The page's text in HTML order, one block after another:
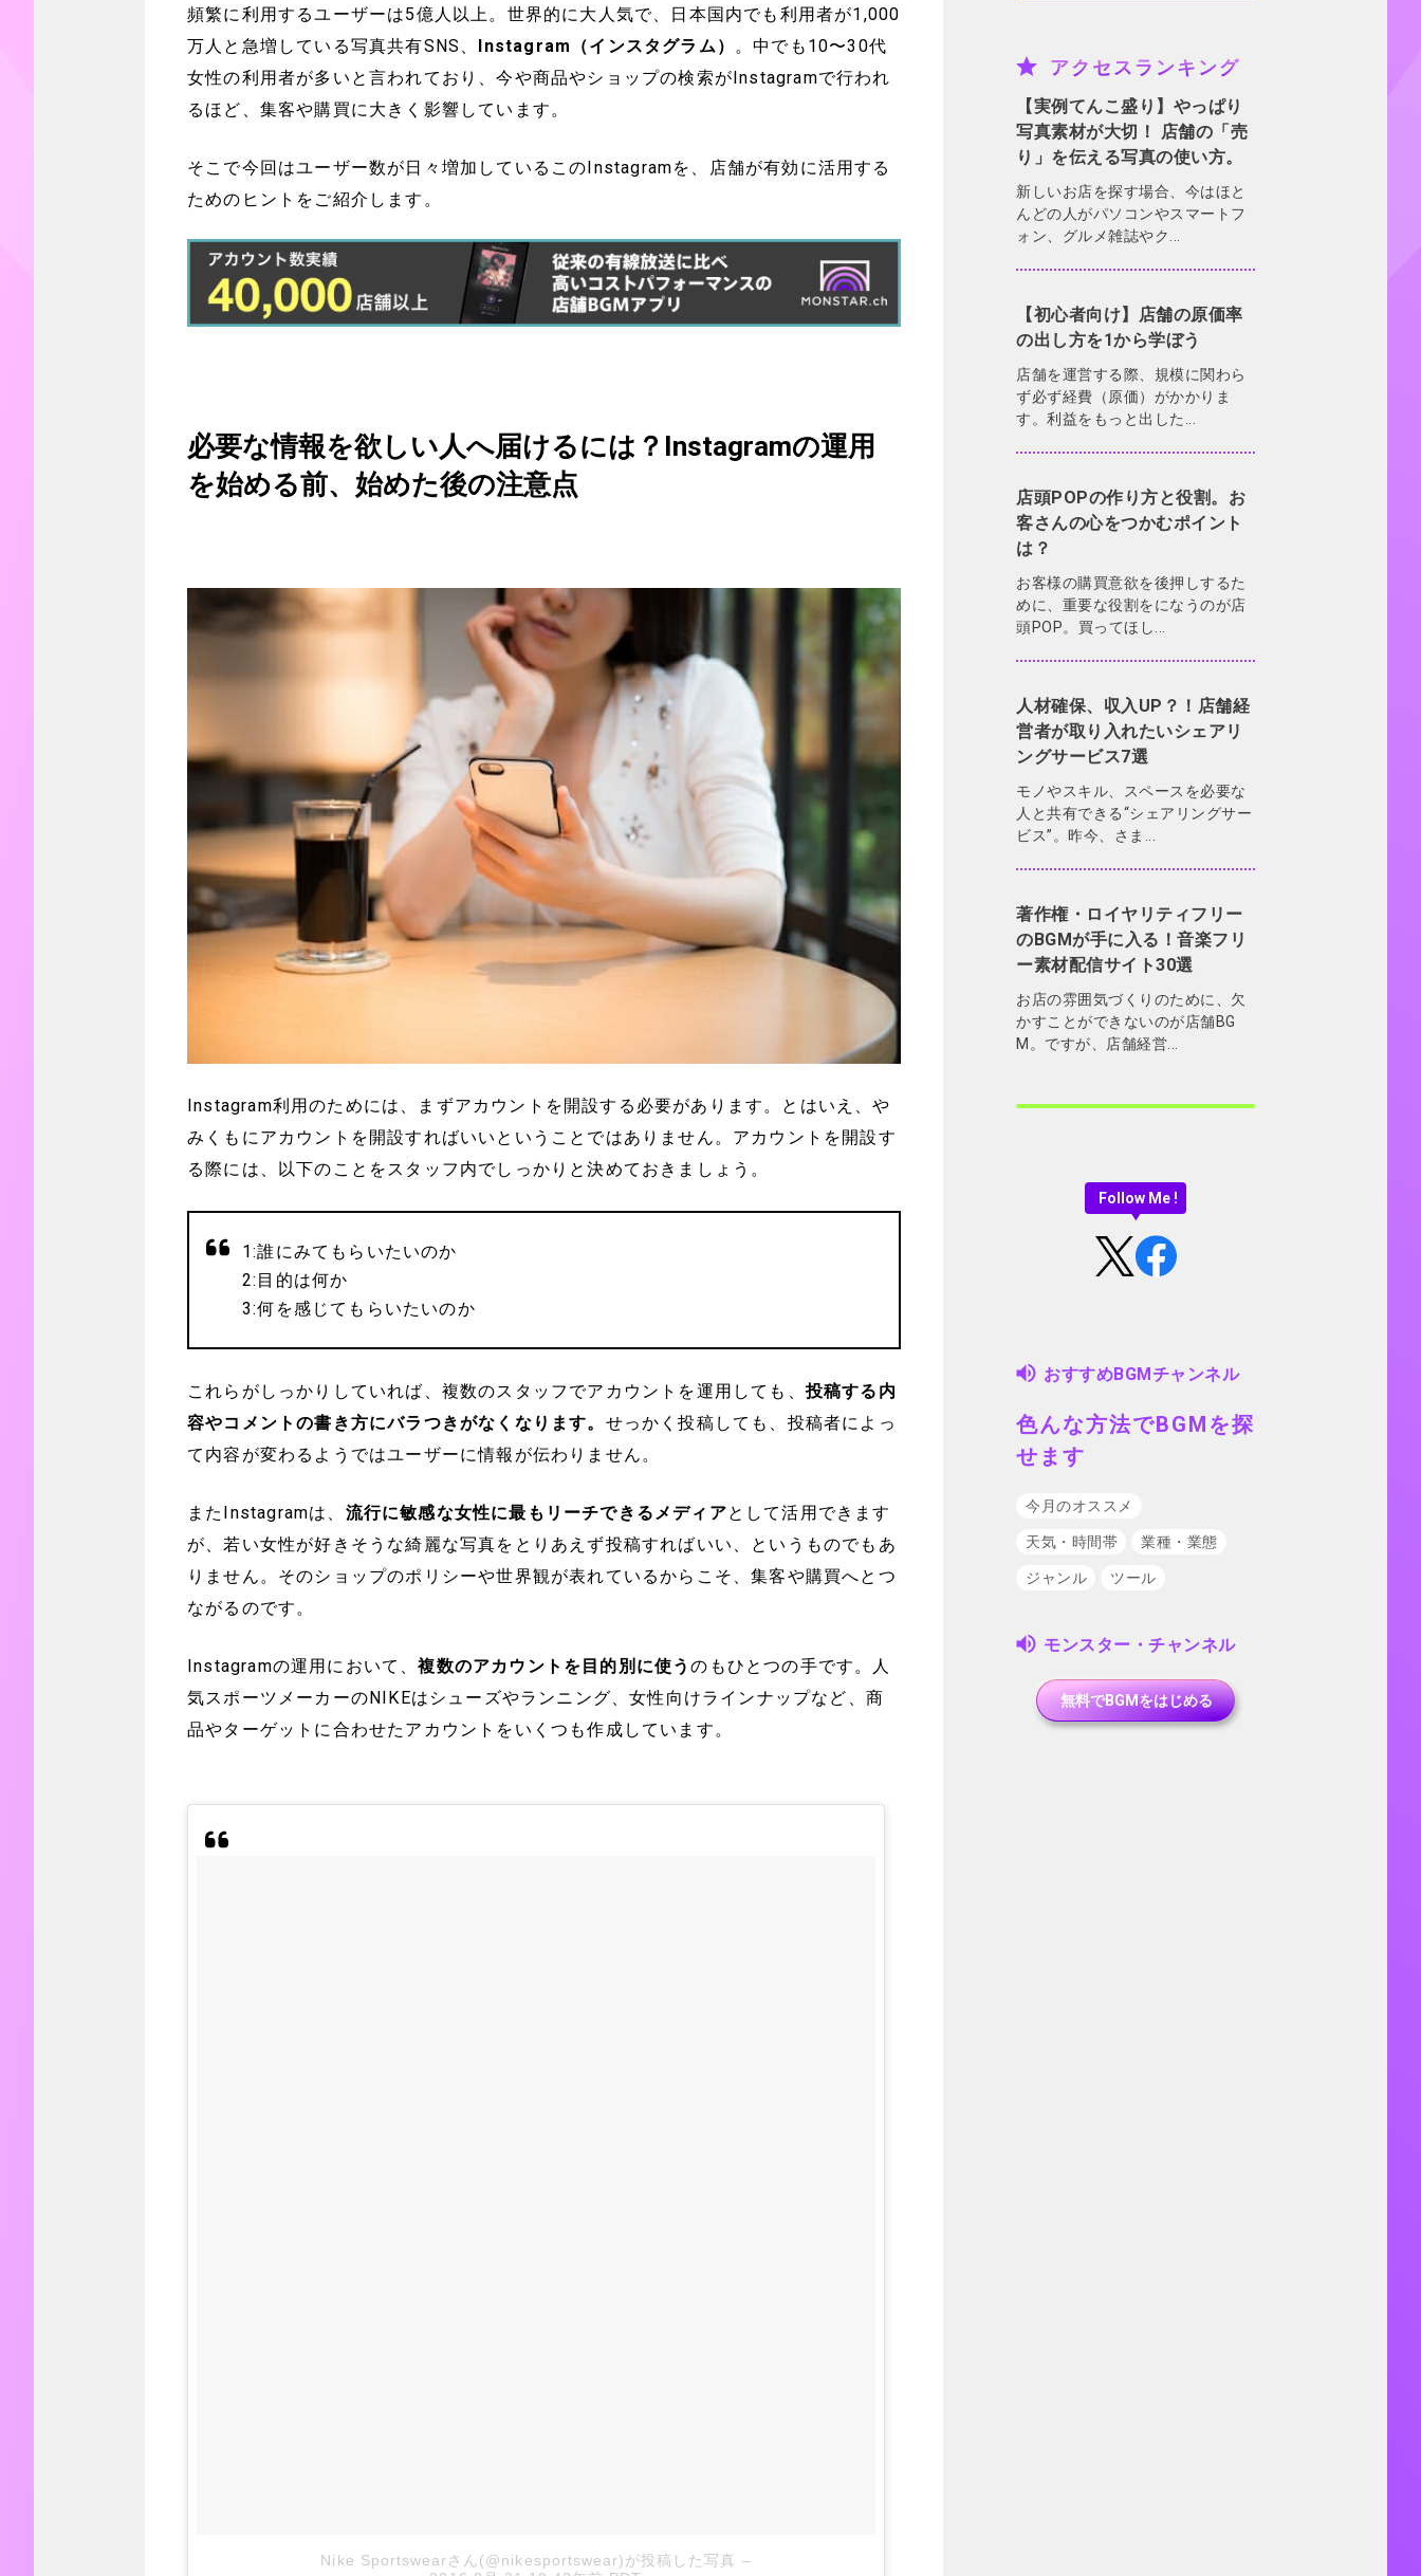
頻繁に利用するユーザーは5億人以上。世界的に大人気で、日本国内でも利用者が1,000
万人と急増している写真共有SNS、 Instagram（インスタグラム） 。中でも10〜30代
女性の利用者が多いと言われており、今や商品やショップの検索がInstagramで行われ
るほど、集客や購買に大きく影響しています。
そこで今回はユーザー数が日々増加しているこのInstagramを、店舗が有効に活用する
ためのヒントをご紹介します。
必要な情報を欲しい人へ届けるには？Instagramの運用
を始める前、始めた後の注意点
Instagram利用のためには、まずアカウントを開設する必要があります。とはいえ、や
みくもにアカウントを開設すればいいということではありません。アカウントを開設す
る際には、以下のことをスタッフ内でしっかりと決めておきましょう。
1:誰にみてもらいたいのか
2:目的は何か
3:何を感じてもらいたいのか
これらがしっかりしていれば、複数のスタッフでアカウントを運用しても、投稿する内
容やコメントの書き方にバラつきがなくなります。 せっかく投稿しても、投稿者によっ
て内容が変わるようではユーザーに情報が伝わりません。
またInstagramは、 流行に敏感な女性に最もリーチできるメディアとして活用できます
が、若い女性が好きそうな綺麗な写真をとりあえず投稿すればいい、というものでもあ
りません。そのショップのポリシーや世界観が表れているからこそ、集客や購買へとつ
ながるのです。
Instagramの運用において、複数のアカウントを目的別に使うのもひとつの手です。人
気スポーツメーカーのNIKEはシューズやランニング、女性向けラインナップなど、商
品やターゲットに合わせたアカウントをいくつも作成しています。
Nike Sportswearさん(@nikesportswear)が投稿した写真 –
アクセスランキング
【実例てんこ盛り】やっぱり
写真素材が大切！ 店舗の「売
り」を伝える写真の使い方。
新しいお店を探す場合、今はほと
んどの人がパソコンやスマートフ
ォン、グルメ雑誌やク...
【初心者向け】店舗の原価率
の出し方を1から学ぼう
店舗を運営する際、規模に関わら
ず必ず経費（原価）がかかりま
す。利益をもっと出した...
店頭POPの作り方と役割。お
客さんの心をつかむポイント
は？
お客様の購買意欲を後押しするた
めに、重要な役割をになうのが店
頭POP。買ってほし...
人材確保、収入UP？！店舗経
営者が取り入れたいシェアリ
ングサービス7選
モノやスキル、スペースを必要な
人と共有できる“シェアリングサー
ビス”。昨今、さま...
著作権・ロイヤリティフリー
のBGMが手に入る！音楽フリ
ー素材配信サイト30選
お店の雰囲気づくりのために、欠
かすことができないのが店舗BG
M。ですが、店舗経営...
Follow Me !
おすすめBGMチャンネル
色んな方法でBGMを探
せます
今月のオススメ
天気・時間帯 業種・業態
ジャンル ツール
モンスター・チャンネル
無料でBGMをはじめる